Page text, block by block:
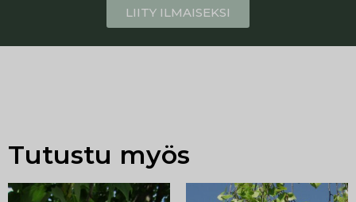
LIITY ILMAISEKSI
Tutustu myös